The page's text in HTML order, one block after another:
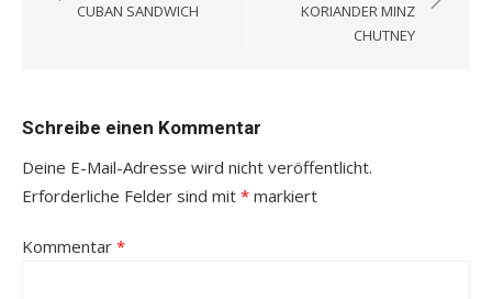
CUBAN SANDWICH
KORIANDER MINZ
CHUTNEY
Schreibe einen Kommentar
Deine E-Mail-Adresse wird nicht veröffentlicht.
Erforderliche Felder sind mit * markiert
Kommentar *